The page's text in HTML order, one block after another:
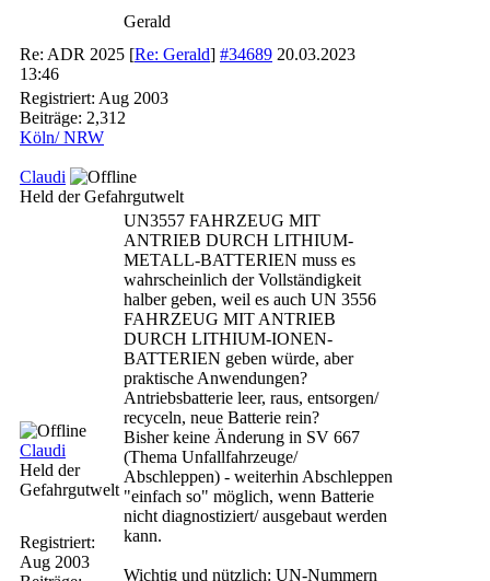
Gerald
Re: ADR 2025 [Re: Gerald] #34689 20.03.2023
13:46
Registriert: Aug 2003
Beiträge: 2,312
Köln/ NRW
Claudi
Held der Gefahrgutwelt
Claudi
Held der
Gefahrgutwelt
Registriert:
Aug 2003
UN3557 FAHRZEUG MIT
ANTRIEB DURCH LITHIUM-
METALL-BATTERIEN muss es
wahrscheinlich der Vollständigkeit
halber geben, weil es auch UN 3556
FAHRZEUG MIT ANTRIEB
DURCH LITHIUM-IONEN-
BATTERIEN geben würde, aber
praktische Anwendungen?
Antriebsbatterie leer, raus, entsorgen/
recyceln, neue Batterie rein?
Bisher keine Änderung in SV 667
(Thema Unfallfahrzeuge/
Abschleppen) - weiterhin Abschleppen
"einfach so" möglich, wenn Batterie
nicht diagnostiziert/ ausgebaut werden
kann.
Wichtig und nützlich: UN-Nummern